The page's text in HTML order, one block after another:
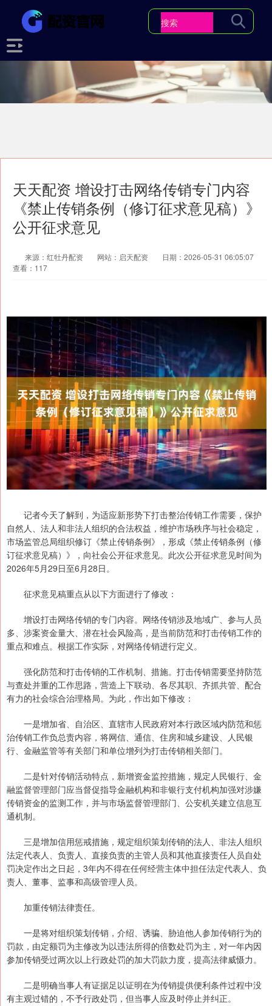
天天配资 增设打击网络传销专门内容
《禁止传销条例（修订征求意见稿）》
公开征求意见
来源：红牡丹配资 网站：启天配资
日期：2026-05-31 06:05:07
查看：117
记者今天了解到，为适应新形势下打击整治传销工作需要，保护
自然人、法人和非法人组织的合法权益，维护市场秩序与社会稳定，
市场监管总局组织修订《禁止传销条例》，形成《禁止传销条例（修
订征求意见稿）》，向社会公开征求意见。此次公开征求意见时间为
2026年5月29日至6月28日。
征求意见稿重点从以下方面进行了修改：
增设打击网络传销的专门内容。网络传销涉及地域广、参与人员
多、涉案资金量大、潜在社会风险高，是当前防范和打击传销工作的
重点和难点。根据工作实际，对网络传销进行定义。
强化防范和打击传销的工作机制、措施。打击传销需要坚持防范
与查处并重的工作思路，营造上下联动、各尽其职、齐抓共管、配合
有力的社会综合治理格局。为此，作出如下修改：
一是增加省、自治区、直辖市人民政府对本行政区域内防范和惩
治传销工作负总责内容，将网信、通信、住房和城乡建设、人民银
行、金融监管等有关部门和单位增列为打击传销相关部门。
二是针对传销活动特点，新增资金监控措施，规定人民银行、金
融监督管理部门应当督促指导金融机构和非银行支付机构加强对涉嫌
传销资金的监测工作，并与市场监督管理部门、公安机关建立信息互
通机制。
三是增加信用惩戒措施，规定组织策划传销的法人、非法人组织
法定代表人、负责人、直接负责的主管人员和其他直接责任人员自处
罚决定作出之日起，3年内不得在任何经营主体中担任法定代表人、负
责人、董事、监事和高级管理人员。
加重传销法律责任。
一是将对组织策划传销，介绍、诱骗、胁迫他人参加传销行为的
罚款，由定额罚为主修改为以违法所得的倍数处罚为主，对一年内因
参加传销受过两次以上行政处罚的加大罚款力度，提高法律威慑力。
二是明确当事人有证据足以证明在为传销提供便利条件过程中没
有主观过错的，不予行政处罚，但当事人应及时停止并纠正。